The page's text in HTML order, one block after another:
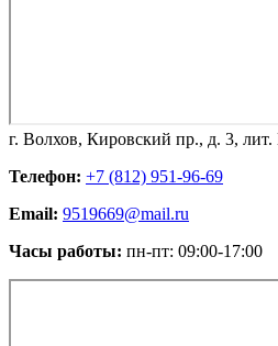
г. Волхов, Кировский пр., д. 3,
Телефон: +7 (812) 951-96-69
Email: 9519669@mail.ru
Часы работы: пн-пт: 09:00-17:00